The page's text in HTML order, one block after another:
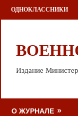
Перейти
к
ОДНОКЛАССНИКИ
Издание
О ЖУРНАЛЕ